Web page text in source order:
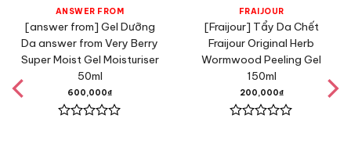
ANSWER FROM
[answer from] Gel Dưỡng
Da answer from Very Berry
Super Moist Gel Moisturiser
50ml
600,000₫
FRAIJOUR
[Fraijour] Tẩy Da Chết
Fraijour Original Herb
Wormwood Peeling Gel
150ml
200,000₫